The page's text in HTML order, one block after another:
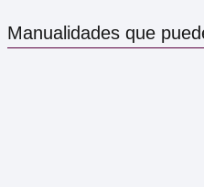
Manualidades que